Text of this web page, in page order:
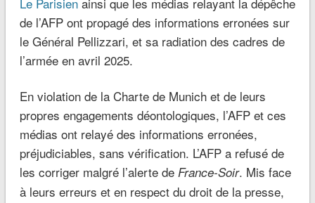
de l’AFP ont propagé des informations erronées sur
le Général Pellizzari, et sa radiation des cadres de
l’armée en avril 2025.
En violation de la Charte de Munich et de leurs
propres engagements déontologiques, l’AFP et ces
médias ont relayé des informations erronées,
préjudiciables, sans vérification. L’AFP a refusé de
les corriger malgré l’alerte de France-Soir. Mis face
à leurs erreurs et en respect du droit de la presse,